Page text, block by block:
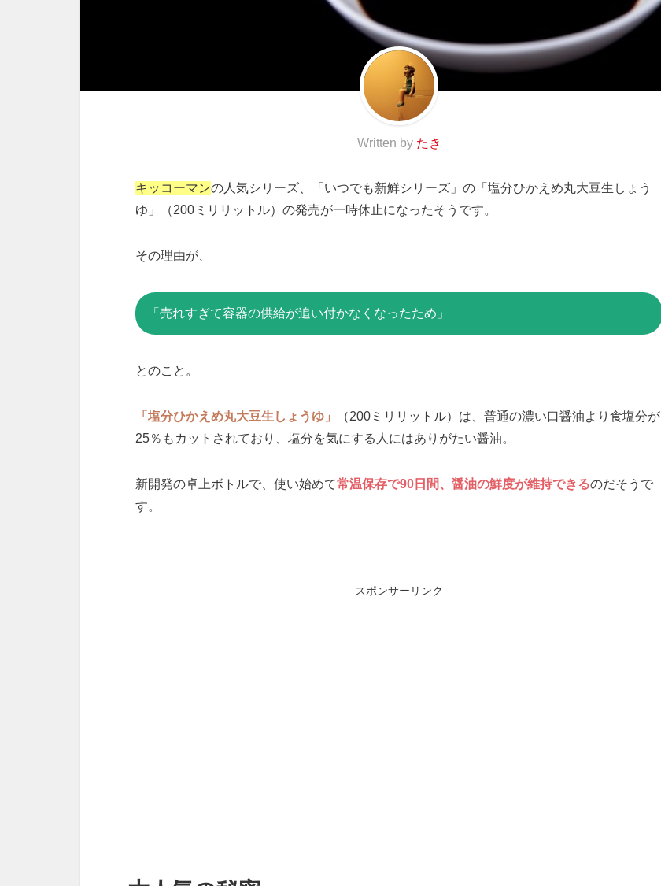
Written by たき
キッコーマンの人気シリーズ、「いつでも新鮮シリーズ」の「塩分ひかえめ丸大豆生しょう
ゆ」（200ミリリットル）の発売が一時休止になったそうです。
その理由が、
「売れすぎて容器の供給が追い付かなくなったため」
とのこと。
「塩分ひかえめ丸大豆生しょうゆ」
（200ミリリットル）は、普通の濃い口醤油より食塩分が
25％もカットされており、塩分を気にする人にはありがたい醤油。
新開発の卓上ボトルで、使い始めて常温保存で90日間、醤油の鮮度が維持できるのだそうで
す。
スポンサーリンク